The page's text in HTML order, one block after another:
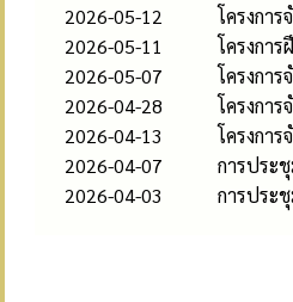
2026-05-12
โครงกา
2026-05-11
โครงกา
2026-05-07
โครงกา
2026-04-28
โครงกา
2026-04-13
โครงกา
2026-04-07
การประ
2026-04-03
การประ